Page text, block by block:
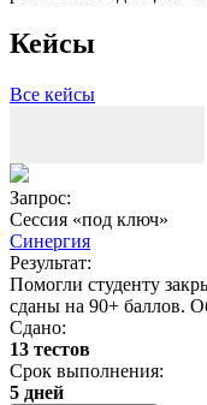
Кейсы
Все кейсы
Запрос:
Сессия «под ключ»
Синергия
Результат:
Помогли студенту
сданы на 90+ баллов.
Сдано:
13 тестов
Срок выполнения:
5 дней